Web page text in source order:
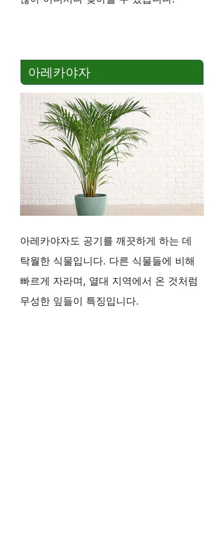
아레카야자
아레카야자도 공기를 깨끗하게 하는 데
탁월한 식물입니다. 다른 식물들에 비해
빠르게 자라며, 열대 지역에서 온 것처럼
무성한 잎들이 특징입니다.